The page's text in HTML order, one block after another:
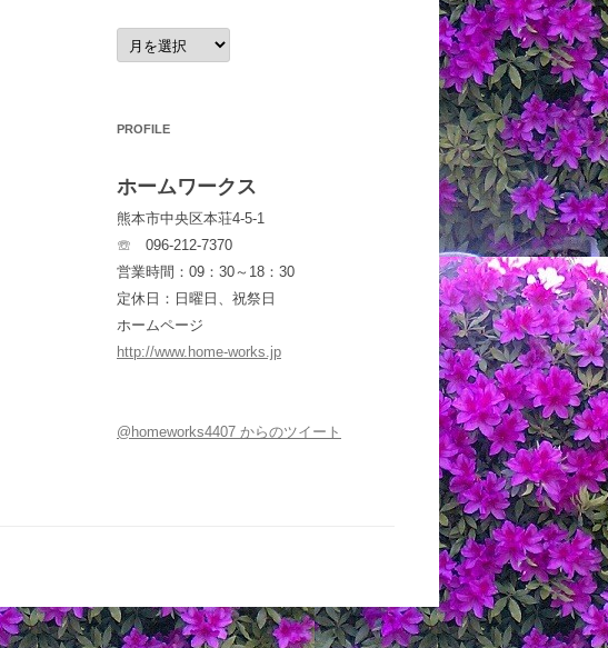
ア
ー
カ
PROFILE
ホームワークス
熊本市中央区本荘4-5-1
☏ 096-212-7370
営業時間：09：30～18：30
定休日：日曜日、祝祭日
ホームページ
http://www.home-works.jp
@homeworks4407 からのツイート